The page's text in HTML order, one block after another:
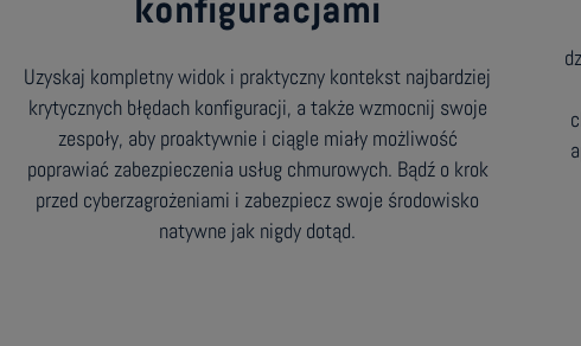
konfiguracjami
Uzyskaj kompletny widok i praktyczny kontekst najbardziej
krytycznych błędach konfiguracji, a także wzmocnij swoje
zespoły, aby proaktywnie i ciągle miały możliwość
poprawiać zabezpieczenia usług chmurowych. Bądź o krok
przed cyberzagrożeniami i zabezpiecz swoje środowisko
natywne jak nigdy dotąd.